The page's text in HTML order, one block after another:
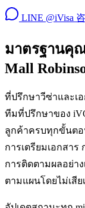
LINE @iVisa
มาตรฐานคุ
Mall
ที่ปรึกษาวีซ่าและเอ
ทีมที่ปรึกษาของ
ลูกค้าครบทุกขั้นตอ
การเตรียมเอกสา
การติดตามผลอย่า
ตามแผนโดยไม่เสีย